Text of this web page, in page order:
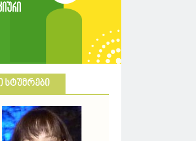
სტუმრები